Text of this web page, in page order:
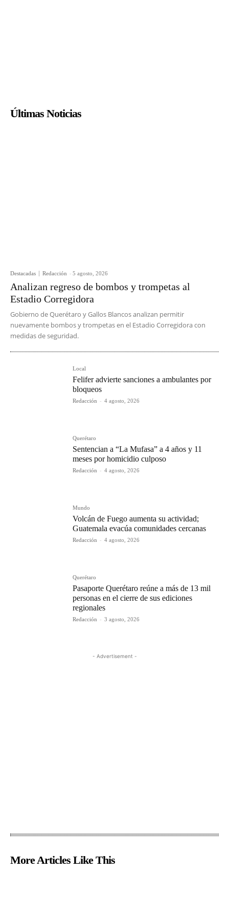
Últimas Noticias
Destacadas Redacción - 5 agosto, 2026
Analizan regreso de bombos y trompetas al
Estadio Corregidora
Gobierno de Querétaro y Gallos Blancos analizan permitir
nuevamente bombos y trompetas en el Estadio Corregidora con
medidas de seguridad.
Local
Felifer advierte sanciones a ambulantes por
bloqueos
Redacción - 4 agosto, 2026
Querétaro
Sentencian a “La Mufasa” a 4 años y 11
meses por homicidio culposo
Redacción - 4 agosto, 2026
Mundo
Volcán de Fuego aumenta su actividad;
Guatemala evacúa comunidades cercanas
Redacción - 4 agosto, 2026
Querétaro
Pasaporte Querétaro reúne a más de 13 mil
personas en el cierre de sus ediciones
regionales
Redacción - 3 agosto, 2026
- Advertisement -
More Articles Like This